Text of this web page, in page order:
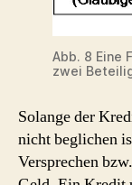
Abb. 8 Eine
zwei
Solange der
nicht beglichen
Versprechen